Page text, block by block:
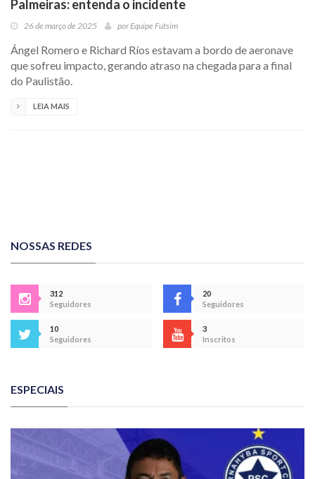
Palmeiras: entenda o incidente
26 de março de 2025 porEquipe Futsim
Ángel Romero e Richard Ríos estavam a bordo de aeronave
que sofreu impacto, gerando atraso na chegada para a final
do Paulistão.
LEIA MAIS
NOSSAS REDES
312
Seguidores
20
Seguidores
10
Seguidores
3
Inscritos
ESPECIAIS